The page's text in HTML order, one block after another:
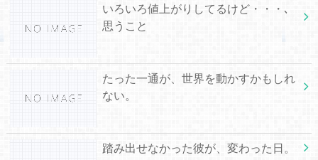
いろいろ値上がりしてるけど・・・､
思うこと
たった一通が、世界を動かすかもしれ
ない。
踏み出せなかった彼が、変わった日。